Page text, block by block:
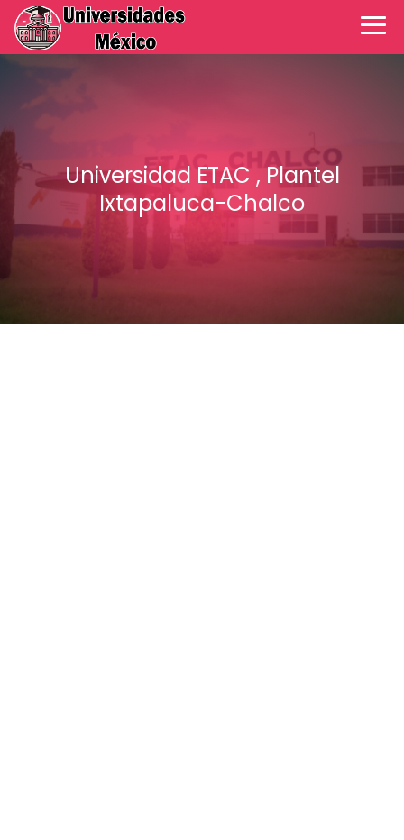
Universidad ETAC , Plantel
Ixtapaluca-Chalco